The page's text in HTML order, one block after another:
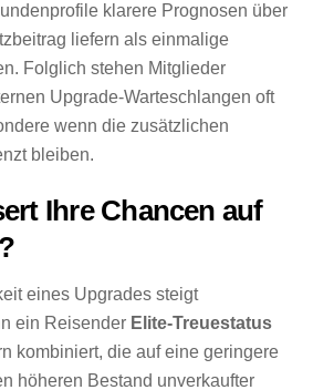
klarere Prognosen über
liefern als einmalige
Folglich stehen Mitglieder
Upgrade-Warteschlangen oft
wenn die zusätzlichen
bleiben.
Ihre Chancen auf
eines Upgrades steigt
ein Reisender Elite-Treuestatus
kombiniert, die auf eine geringere
höheren Bestand unverkaufter